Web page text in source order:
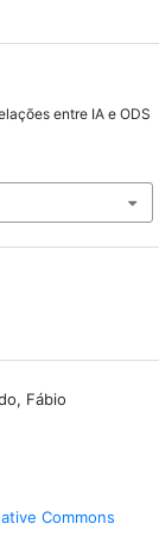
entre IA e ODS
Fábio
Commons